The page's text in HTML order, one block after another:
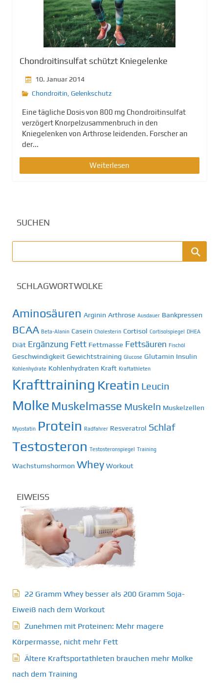
Chondroitinsulfat schützt Kniegelenke
10. Januar 2014
Chondroitin, Gelenkschutz
Eine tägliche Dosis von 800 mg Chondroitinsulfat
verzögert Knorpelzusammenbruch in den
Kniegelenken von Arthrose leidenden. Forscher an
der...
Weiterlesen
SUCHEN
SCHLAGWORTWOLKE
Aminosäuren Arginin Arthrose Ausdauer Bankpressen
BCAA Beta-Alanin Casein Cholesterin Cortisol Cortisolspiegel DHEA
Diät Ergänzung Fett Fettmasse Fettsäuren Fischöl
Geschwindigkeit Gewichtstraining Glucose Glutamin Insulin
Kohlenhydrate Kohlenhydraten Kraft Kraftathleten
Krafttraining Kreatin Leucin
Molke Muskelmasse Muskeln Muskelzellen
Myostatin Protein Radfahrer Resveratrol Schlaf
Testosteron Testosteronspiegel Training
Wachstumshormon Whey Workout
EIWEISS
22 Gramm Whey besser als 200 Gramm Soja-
Eiweiß nach dem Workout
Zunehmen mit Proteinen: Mehr magere
Körpermasse, nicht mehr Fett
Ältere Kraftsportathleten brauchen mehr Molke
nach dem Training